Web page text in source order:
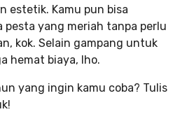
estetik. Kamu pun bisa
pesta yang meriah tanpa perlu
kok. Selain gampang untuk
hemat biaya, lho.
yang ingin kamu coba? Tulis